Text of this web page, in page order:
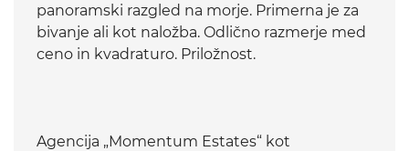
panoramski razgled na morje. Primerna je za
bivanje ali kot naložba. Odlično razmerje med
ceno in kvadraturo. Priložnost.
Agencija „Momentum Estates“ kot